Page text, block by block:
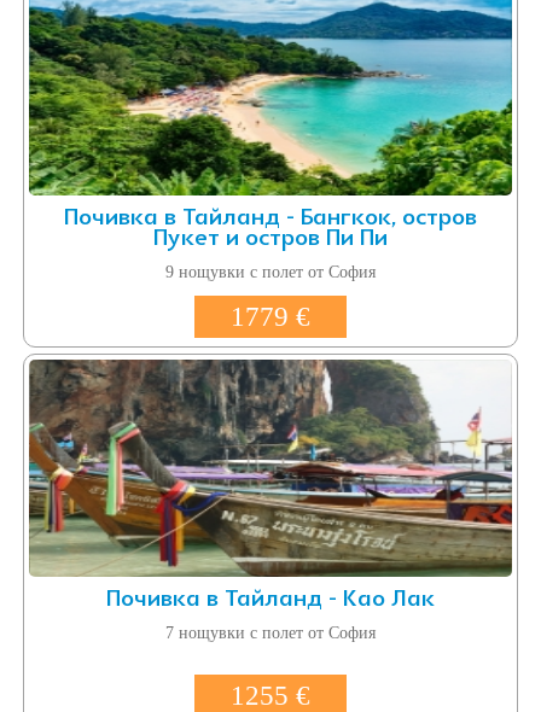
Почивка в Тайланд - Бангкок, остров
Пукет и остров Пи Пи
9 нощувки с полет от София
1779 €
Почивка в Тайланд - Као Лак
7 нощувки с полет от София
1255 €